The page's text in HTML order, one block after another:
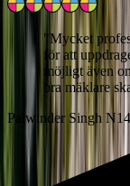
"Mycket
för att
möjligt även
bra mäklare
Palwinder Singh N